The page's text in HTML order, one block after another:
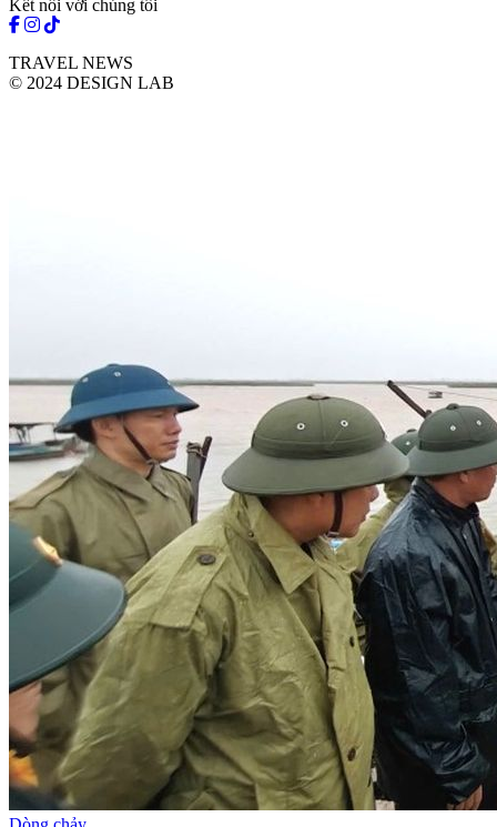
Kết nối với chúng tôi
TRAVEL NEWS
© 2024 DESIGN LAB